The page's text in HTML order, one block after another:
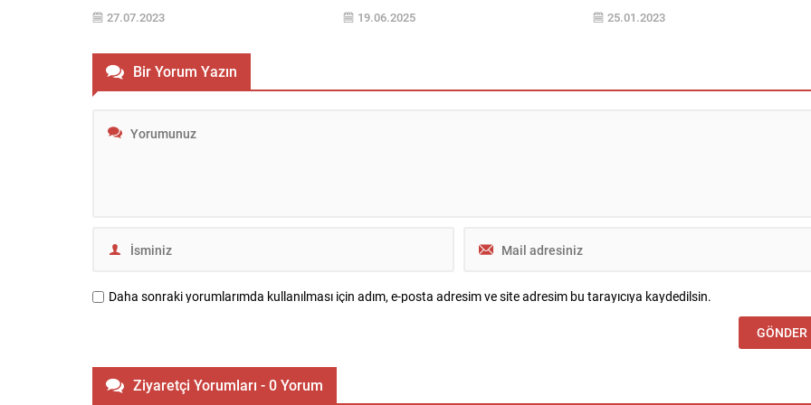
getirdi. Sektörün ilk CRM uygulaması olan
Redcase Mobil’i hayata geçiren Birevim,
çalışmaya ve dijital alandaki yatırım
hedeflerini büyütmeye devam ediyor.
Tasarruf Finansman sektörünün yenilikçi
27.07.2023
teslim sürecini başlatmaya hazırlanıyor.
E-5 üzerinde stratejik konumu, az katlı
19.06.2025
uygun fiyata satılan konutlar, ilçeyi en
göç alan ve konut satılan ilçe yapıyor.
25.01.2023
Bir Yorum Yazın
Daha sonraki yorumlarımda kullanılması için adım, e-posta adresim ve site adresim bu tarayıcıya kaydedilsin.
Ziyaretçi Yorumları - 0 Yorum